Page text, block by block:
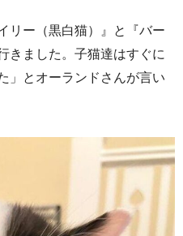
リー（黒白猫）』と『バー
きました。子猫達はすぐに
」とオーランドさんが言い